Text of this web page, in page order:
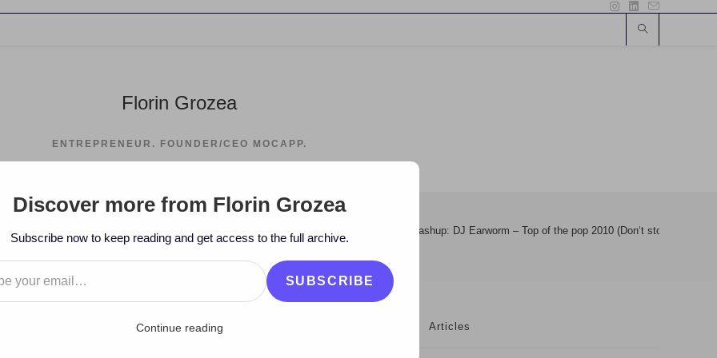
Florin Grozea
ENTREPRENEUR. FOUNDER/CEO MOCAPP.
December > > Mashup: DJ Earworm – Top of the pop 2010 (Don‘t stop the pop)
of the pop 2010
Articles
Discover more from Florin Grozea
Subscribe now to keep reading and get access to the full archive.
SUBSCRIBE
Continue reading